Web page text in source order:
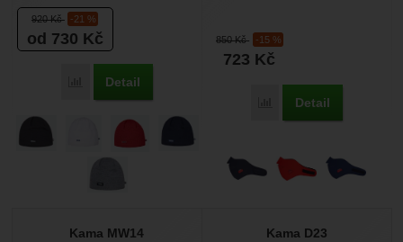
920Kč -21 %
od 730 Kč
Porovnat
Detail
vyrobena z prémiových vláken
v kombinaci s větruodolnou,...
850Kč -15 %
723 Kč
Porovnat
Detail
Kama MW14 Kama D23